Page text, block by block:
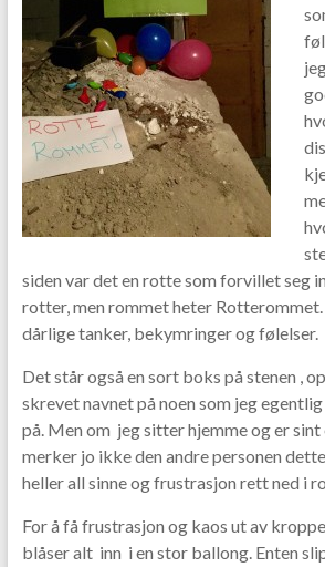
siden var det en rotte som forvillet seg
rotter, men rommet heter
dårlige tanker, bekymringer og følelser.
Det står også en sort boks på stenen ,
skrevet navnet på noen som jeg
på. Men om jeg sitter hjemme og er
merker jo ikke den andre personen
heller all sinne og frustrasjon rett ned i
For å få frustrasjon og kaos ut av
blåser alt inn i en stor ballong. Enten